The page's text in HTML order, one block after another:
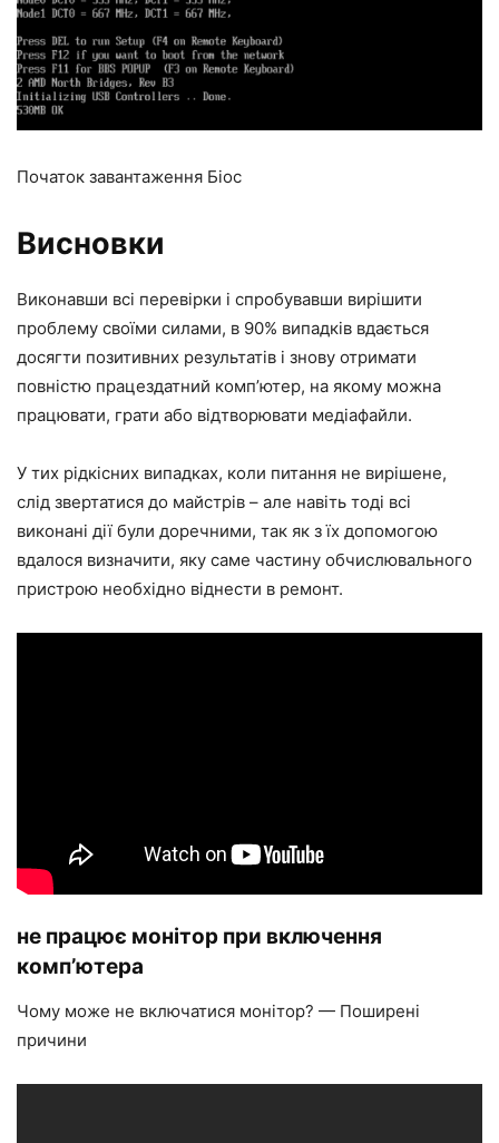
Початок завантаження Біос
Висновки
Виконавши всі перевірки і спробувавши вирішити
проблему своїми силами, в 90% випадків вдається
досягти позитивних результатів і знову отримати
повністю працездатний комп’ютер, на якому можна
працювати, грати або відтворювати медіафайли.
У тих рідкісних випадках, коли питання не вирішене,
слід звертатися до майстрів – але навіть тоді всі
виконані дії були доречними, так як з їх допомогою
вдалося визначити, яку саме частину обчислювального
пристрою необхідно віднести в ремонт.
не працює монітор при включення
комп’ютера
Чому може не включатися монітор? — Поширені
причини